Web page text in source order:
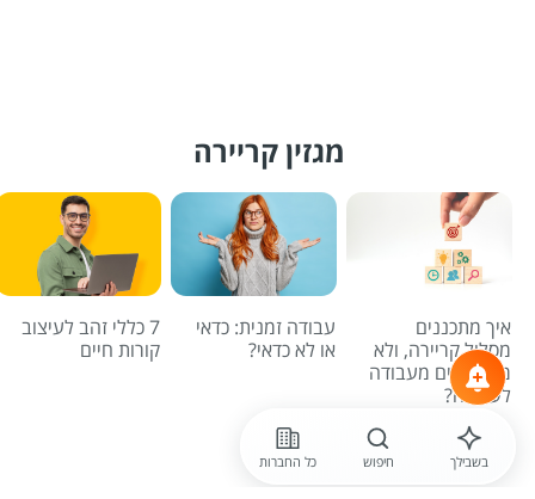
מגזין קריירה
איך מתכננים
מסלול קריירה, ולא
מתגלגלים מעבודה
לעבודה?
עבודה זמנית: כדאי
או לא כדאי?
7 כללי זהב לעיצוב
קורות חיים
לכל הכתבות
בשבילך חיפוש כל החברות